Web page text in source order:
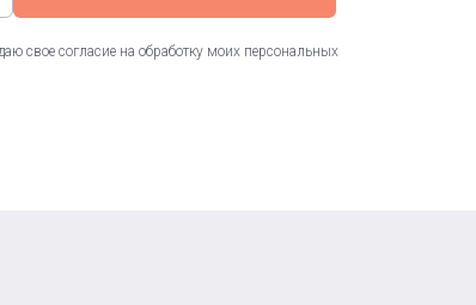
свое согласие на обработку моих персональных